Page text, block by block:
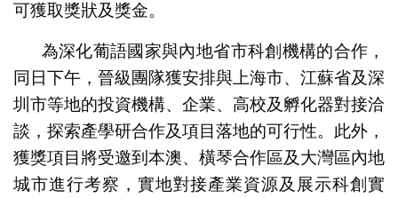
可獲取獎狀及獎金。
為深化葡語國家與內地省市科創機構的合作，
同日下午，晉級團隊獲安排與上海市、江蘇省及深
圳市等地的投資機構、企業、高校及孵化器對接洽
談，探索產學研合作及項目落地的可行性。此外，
獲獎項目將受邀到本澳、橫琴合作區及大灣區內地
城市進行考察，實地對接產業資源及展示科創實